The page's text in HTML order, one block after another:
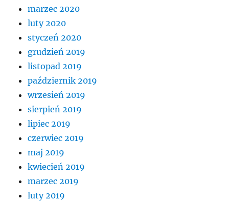
marzec 2020
luty 2020
styczeń 2020
grudzień 2019
listopad 2019
październik 2019
wrzesień 2019
sierpień 2019
lipiec 2019
czerwiec 2019
maj 2019
kwiecień 2019
marzec 2019
luty 2019